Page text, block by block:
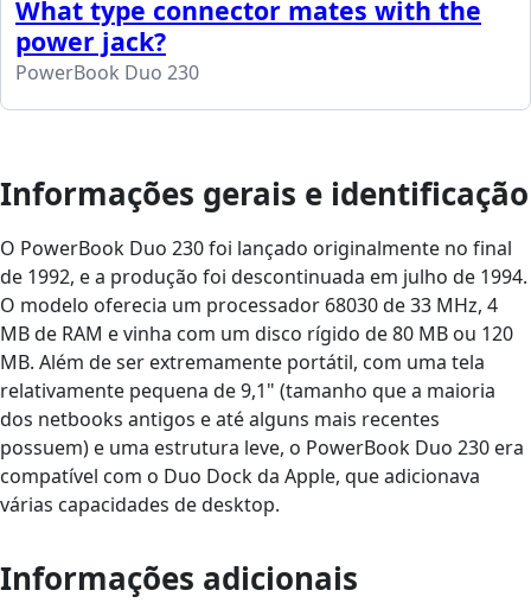
What type connector mates with the
power jack?
PowerBook Duo 230
Informações gerais e identificação
O PowerBook Duo 230 foi lançado originalmente no final
de 1992, e a produção foi descontinuada em julho de 1994.
O modelo oferecia um processador 68030 de 33 MHz, 4
MB de RAM e vinha com um disco rígido de 80 MB ou 120
MB. Além de ser extremamente portátil, com uma tela
relativamente pequena de 9,1" (tamanho que a maioria
dos netbooks antigos e até alguns mais recentes
possuem) e uma estrutura leve, o PowerBook Duo 230 era
compatível com o Duo Dock da Apple, que adicionava
várias capacidades de desktop.
Informações adicionais